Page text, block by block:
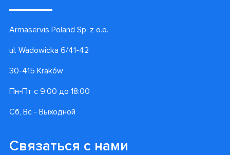
Armaservis Poland Sp. z o.o.
ul. Wadowicka 6/41-42
30-415 Kraków
Пн-Пт с 9:00 до 18:00
Сб, Вс - Выходной
Связаться с нами